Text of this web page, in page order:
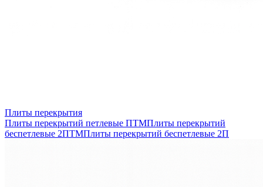
Плиты перекрытия
Плиты перекрытий петлевые ПТМПлиты перекрытий
беспетлевые 2ПТМПлиты перекрытий беспетлевые 2П